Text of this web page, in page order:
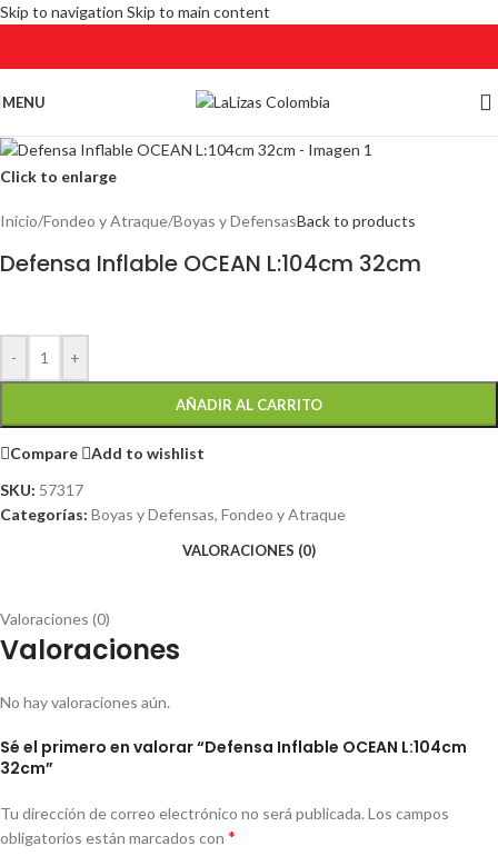
Skip to navigation Skip to main content
MENU
Click to enlarge
Inicio/Fondeo y Atraque/Boyas y DefensasBack to products
Defensa Inflable OCEAN L:104cm 32cm
- +
AÑADIR AL CARRITO
Compare
Add to wishlist
SKU: 57317
Categorías: Boyas y Defensas, Fondeo y Atraque
VALORACIONES (0)
Valoraciones (0)
Valoraciones
No hay valoraciones aún.
Sé el primero en valorar “Defensa Inflable OCEAN L:104cm
32cm”
Tu dirección de correo electrónico no será publicada.Los campos
obligatorios están marcados con *